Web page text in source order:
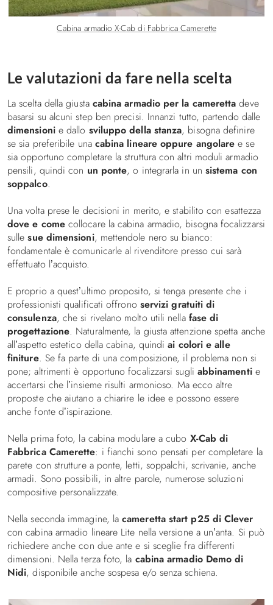
Cabina armadio X-Cab di Fabbrica Camerette
Le valutazioni da fare nella scelta
La scelta della giusta cabina armadio per la cameretta deve
basarsi su alcuni step ben precisi. Innanzi tutto, partendo dalle
dimensionie dallo sviluppo della stanza, bisogna definire
se sia preferibile una cabina lineare oppure angolare e se
sia opportuno completare la struttura con altri moduli armadio
pensili, quindi con un ponte, o integrarla in un sistema con
soppalco.
Una volta prese le decisioni in merito, e stabilito con esattezza
dove e comecollocare la cabina armadio, bisogna focalizzarsi
sullesue dimensioni, mettendole nero su bianco:
fondamentale è comunicarle al rivenditore presso cui sarà
effettuato l’acquisto.
E proprio a quest’ultimo proposito, si tenga presente che i
professionisti qualificati offrono servizi gratuiti di
consulenza, che si rivelano molto utili nella fase di
progettazione. Naturalmente, la giusta attenzione spetta anche
all’aspetto estetico della cabina, quindiai colori e alle
finiture. Se fa parte di una composizione, il problema non si
pone; altrimenti è opportuno focalizzarsi sugli abbinamentie
accertarsi che l’insieme risulti armonioso. Ma ecco altre
proposte che aiutano a chiarire le idee e possono essere
anche fonte d’ispirazione.
Nella prima foto, la cabina modulare a cubo X-Cab di
Fabbrica Camerette: i fianchi sono pensati per completare la
parete con strutture a ponte, letti, soppalchi, scrivanie, anche
armadi. Sono possibili, in altre parole, numerose soluzioni
compositive personalizzate.
Nella seconda immagine, lacameretta start p25 di Clever
con cabina armadio lineare Lite nella versione a un’anta. Si può
richiedere anche con due ante e si sceglie fra differenti
dimensioni. Nella terza foto, la cabina armadio Demo di
Nidi, disponibile anche sospesa e/o senza schiena.